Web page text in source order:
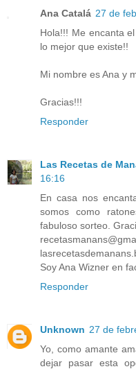
Ana Catalá 27 de
Hola!!! Me encanta
lo mejor que existe!!
Mi nombre es Ana y
Gracias!!!
Responder
Las Recetas de
16:16
En casa nos
somos como
fabuloso sorteo.
Soy Ana Wizner en
Responder
Unknown 27 de
Yo, como amante
dejar pasar esta